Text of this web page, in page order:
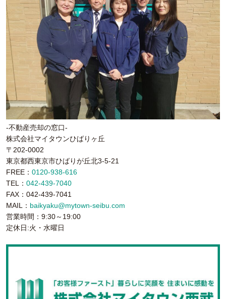
-不動産売却の窓口-
株式会社マイタウンひばりヶ丘
〒202-0002
東京都西東京市ひばりが丘北3-5-21
FREE： 0120-938-616
TEL： 042-439-7040
FAX：042-439-7041
MAIL： baikyaku@mytown-seibu.com
営業時間：9:30～19:00
定休日:火・水曜日